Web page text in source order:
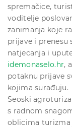
spremačice,
voditelje
zanimanja koje
prijave i prenesu
natjecanja i
idemonaselo.hr,
potaknu prijave
kojima surađuju.
Seoski
s radnom
oblicima turizma